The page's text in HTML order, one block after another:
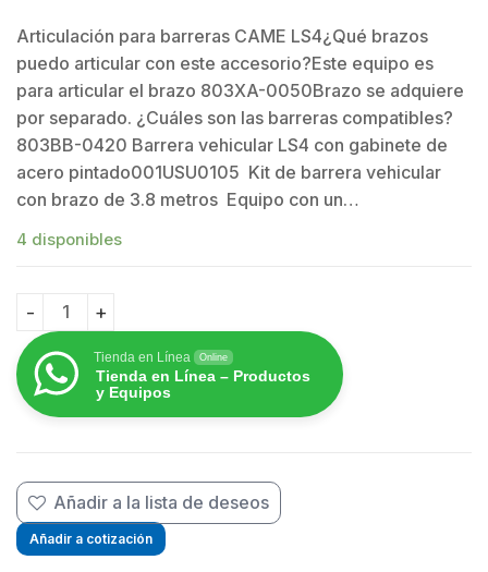
$
$
Articulación para barreras CAME LS4¿Qué brazos
puedo articular con este accesorio?Este equipo es
para articular el brazo 803XA-0050Brazo se adquiere
por separado. ¿Cuáles son las barreras compatibles?
803BB-0420 Barrera vehicular LS4 con gabinete de
acero pintado001USU0105 Kit de barrera vehicular
con brazo de 3.8 metros Equipo con un…
4 disponibles
Kit de Articulación para Mástil 803XA-0050 de la
Tienda en Línea Online
Tienda en Línea – Productos
y Equipos
Añadir a la lista de deseos
Añadir a cotización